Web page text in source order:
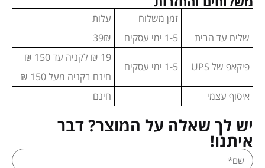
זמן משלוח
עלות
שליח עד הבית
1-5 ימי עסקים 39₪
פיקאפ של UPS 1-5 ימי עסקים
19 ₪ לקניה עד 150 ₪
חינם בקניה מעל 150 ₪
איסוף עצמי
חינם
יש לך שאלה על המוצר? דבר
איתנו!